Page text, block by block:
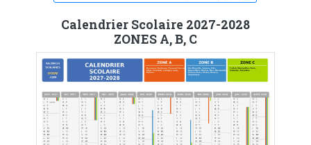
Calendrier Scolaire 2027-2028
ZONES A, B, C